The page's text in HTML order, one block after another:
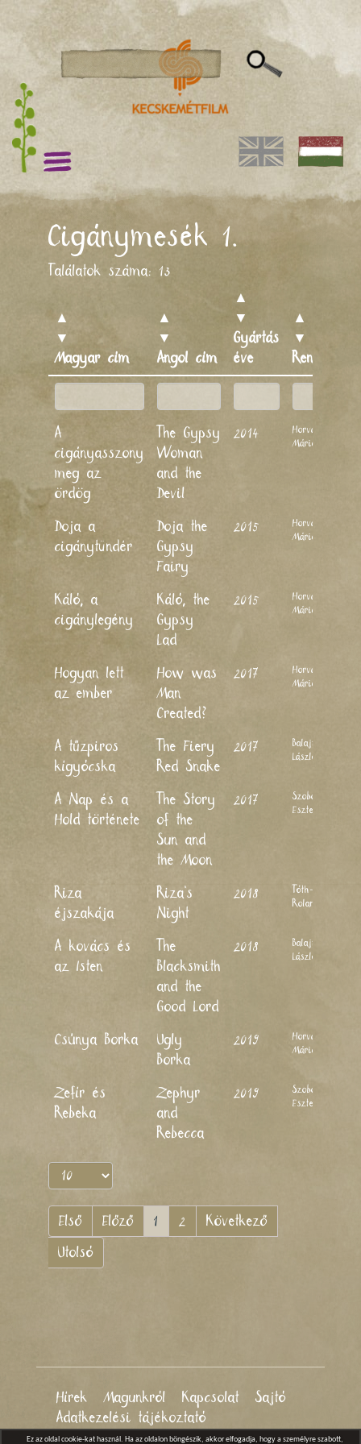
Cigánymesék 1.
Találatok száma: 13
▲
▼
Magyar cím
▲
▼
Angol cím
▲
▼
Gyártás
éve
▲
▼
Rendező
A
cigányasszony
meg az
ördög
The Gypsy
Woman
and the
Devil
2014
Horváth
Mária
Doja a
cigánytündér
Doja the
Gypsy
Fairy
2015
Horváth
Mária
Káló, a
cigánylegény
Káló, the
Gypsy
Lad
2015
Horváth
Mária
Hogyan lett
az ember
How was
Man
Created?
2017
Horváth
Mária
A tűzpiros
kígyócska
The Fiery
Red Snake
2017
Balajthy
László
A Nap és a
Hold története
The Story
of the
Sun and
the Moon
2017
Szoboszlay
Eszter
Riza
éjszakája
Riza’s
Night
2018
Tóth-Pócs
Roland
A kovács és
az Isten
The
Blacksmith
and the
Good Lord
2018
Balajthy
László
Csúnya Borka
Ugly
Borka
2019
Horváth
Mária
Zefír és
Rebeka
Zephyr
and
Rebecca
2019
Szoboszlay
Eszter
Első Előző 1 2 Következő
Utolsó
Hírek Magunkról Kapcsolat
Sajtó
Adatkezelési tájékoztató
Ez az oldal cookie-kat használ. Ha az oldalon böngészik, akkor elfogadja, hogy a személyre szabott,